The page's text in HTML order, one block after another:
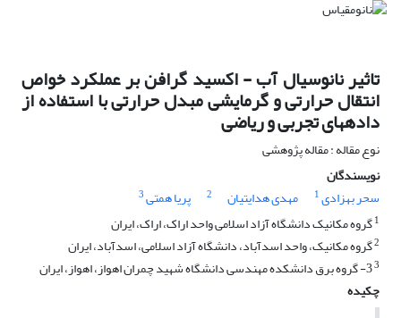
تاثیر نانوسیال آب - اکسید گرافن بر عملکرد خواص
انتقال حرارتی و گرمایشی مبدل حرارتی با استفاده از
داده‏های تجربی و ریاضی
نوع مقاله : مقاله پژوهشی
نویسندگان
سحر بهزادی1 مهدی هدایتیان 2 پریا همتی3
1گروه مکانیک دانشگاه آزاد اسلامی واحد اراک، اراک، ایران
2گروه مکانیک، واحد اسدآباد، دانشگاه آزاد اسلامی، اسدآباد، ایران
3
چکیده